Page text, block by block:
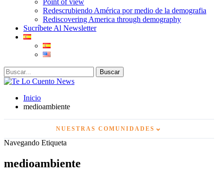
Point of view
Redescrubiendo América por medio de la demografia
Rediscovering America through demography
Sucríbete Al Newsletter
Inicio
medioambiente
NUESTRAS COMUNIDADES ⌄
Navegando Etiqueta
medioambiente